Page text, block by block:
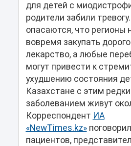
для детей с
родители забили
опасаются, что регионы
вовремя закупать
лекарство, а любые
могут привести к
ухудшению состояния
Казахстане с этим
заболеванием живут
Корреспондент ИА
«NewTimes.kz»
пациентов,